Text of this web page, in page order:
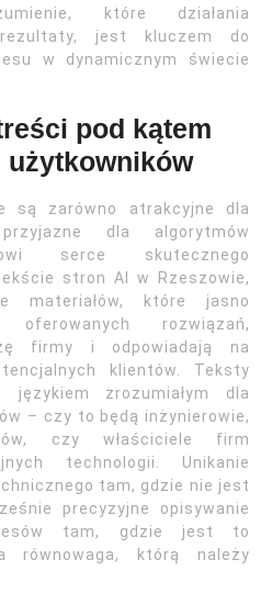
które działania
jest kluczem do
w dynamicznym świecie
pod kątem
są zarówno atrakcyjne dla
dla algorytmów
serce skutecznego
stron AI w Rzeszowie,
materiałów, które jasno
oferowanych rozwiązań,
firmy i odpowiadają na
klientów. Teksty
językiem zrozumiałym dla
– czy to będą inżynierowie,
czy właściciele firm
technologii. Unikanie
tam, gdzie nie jest
precyzyjne opisywanie
tam, gdzie jest to
równowaga, którą należy